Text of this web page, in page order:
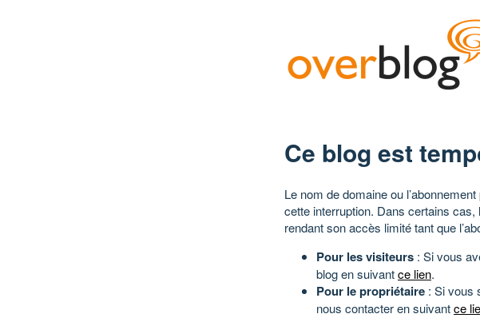
Ce blog est
Le nom de domaine ou
cette interruption. Dans certains
rendant son accès limité tant que
Pour les visiteurs : Si vous
blog en suivantce lien.
Pour le propriétaire : Si vous
nous contacter en suivantce